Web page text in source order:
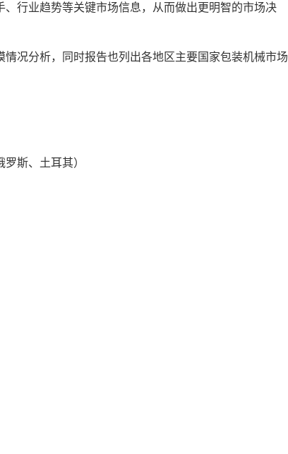
行业趋势等关键市场信息，从而做出更明智的市场决
况分析，同时报告也列出各地区主要国家包装机械市场
斯、土耳其）